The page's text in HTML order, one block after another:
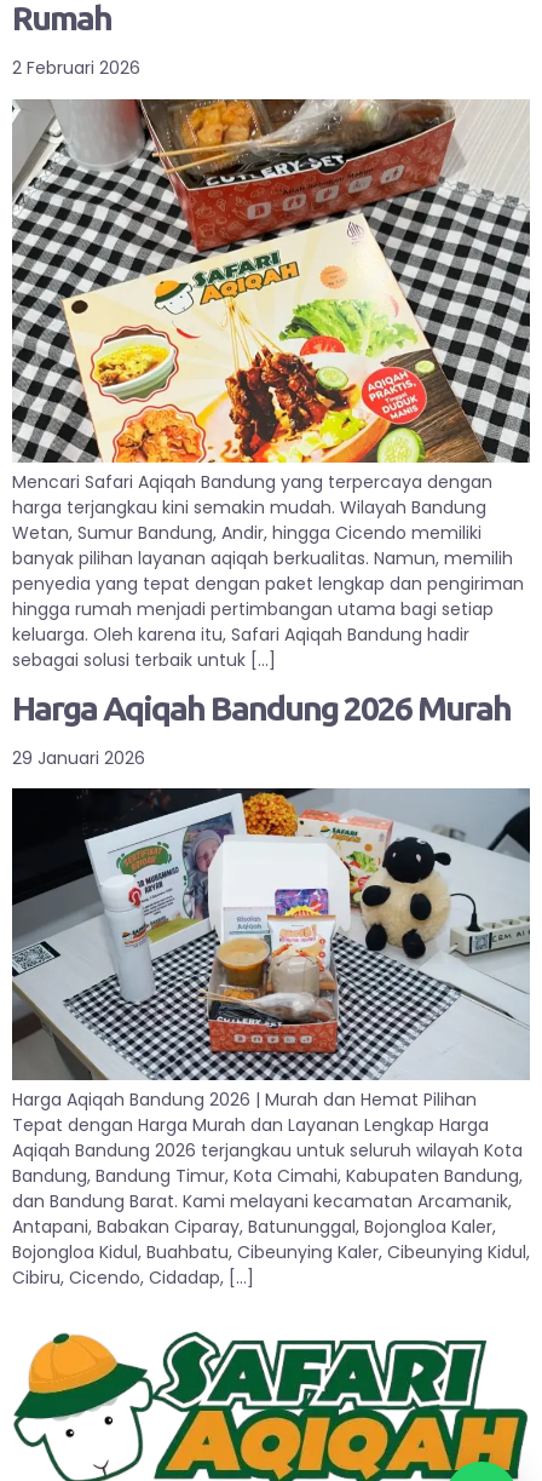
Rumah
2 Februari 2026
Mencari Safari Aqiqah Bandung yang terpercaya dengan
harga terjangkau kini semakin mudah. Wilayah Bandung
Wetan, Sumur Bandung, Andir, hingga Cicendo memiliki
banyak pilihan layanan aqiqah berkualitas. Namun, memilih
penyedia yang tepat dengan paket lengkap dan pengiriman
hingga rumah menjadi pertimbangan utama bagi setiap
keluarga. Oleh karena itu, Safari Aqiqah Bandung hadir
sebagai solusi terbaik untuk […]
Harga Aqiqah Bandung 2026 Murah
29 Januari 2026
Harga Aqiqah Bandung 2026 | Murah dan Hemat Pilihan
Tepat dengan Harga Murah dan Layanan Lengkap Harga
Aqiqah Bandung 2026 terjangkau untuk seluruh wilayah Kota
Bandung, Bandung Timur, Kota Cimahi, Kabupaten Bandung,
dan Bandung Barat. Kami melayani kecamatan Arcamanik,
Antapani, Babakan Ciparay, Batununggal, Bojongloa Kaler,
Bojongloa Kidul, Buahbatu, Cibeunying Kaler, Cibeunying Kidul,
Cibiru, Cicendo, Cidadap, […]